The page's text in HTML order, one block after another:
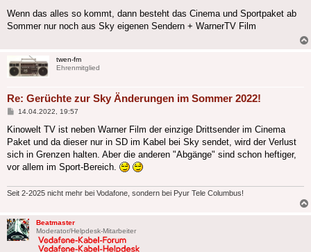
Wenn das alles so kommt, dann besteht das Cinema und Sportpaket ab
Sommer nur noch aus Sky eigenen Sendern + WarnerTV Film
twen-fm
Ehrenmitglied
Re: Gerüchte zur Sky Änderungen im Sommer 2022!
Beitrag
14.04.2022, 19:57
Kinowelt TV ist neben Warner Film der einzige Drittsender im Cinema
Paket und da dieser nur in SD im Kabel bei Sky sendet, wird der Verlust
sich in Grenzen halten. Aber die anderen "Abgänge" sind schon heftiger,
vor allem im Sport-Bereich.
Seit 2-2025 nicht mehr bei Vodafone, sondern bei Pyur Tele Columbus!
Beatmaster
Moderator/Helpdesk-Mitarbeiter